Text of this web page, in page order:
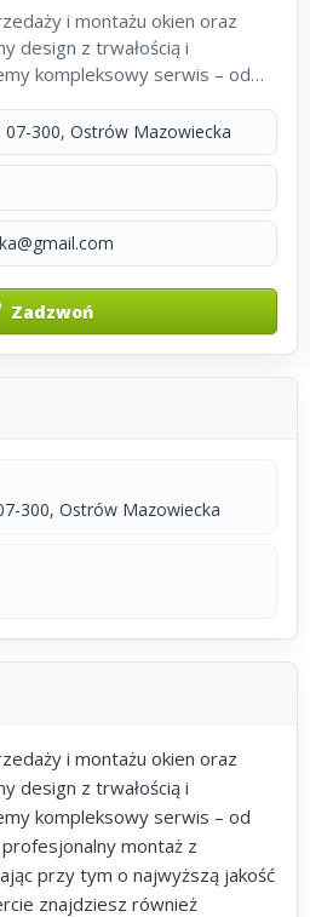
i montażu okien oraz
design z trwałością i
kompleksowy serwis – od
przy...
07-300, Ostrów Mazowiecka
Zadzwoń
300, Ostrów Mazowiecka
i montażu okien oraz
design z trwałością i
kompleksowy serwis – od
montaż z
przy tym o najwyższą jakość
znajdziesz również